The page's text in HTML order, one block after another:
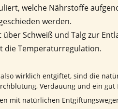
welche Nährstoffe
werden.
über Schweiß und Talg zur
die Temperaturregulation.
wirklich entgiftet, sind die
Verdauung und ein